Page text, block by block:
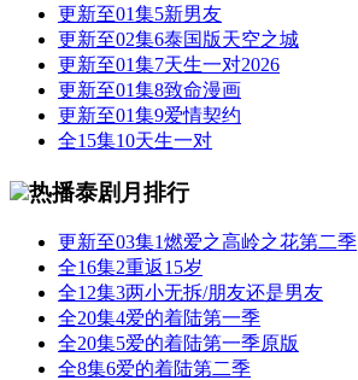
更新至01集5新男友
更新至02集6泰国版天空之城
更新至01集7天生一对2026
更新至01集8致命漫画
更新至01集9爱情契约
全15集10天生一对
热播泰剧月排行
更新至03集1燃爱之高岭之花第二季
全16集2重返15岁
全12集3两小无拆/朋友还是男友
全20集4爱的着陆第一季
全20集5爱的着陆第一季原版
全8集6爱的着陆第二季